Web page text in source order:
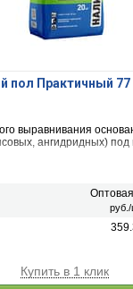
пол Практичный
выравнивания
ангидридных)
руб./
Купить в 1 клик